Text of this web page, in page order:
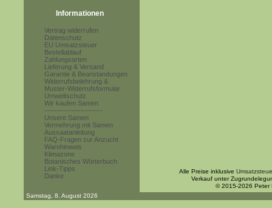
Informationen
Vertrag widerrufen
Datenschutz
EU Umsatzsteuer
Bestellablauf
Zahlungsarten
Lieferung & Versand
Garantie & Beanstandungen
Widerrufsbelehrung &
Muster-Widerrufsformular
Umweltschutz
Wir kaufen Samen
------------------------
Unsere Samen
Vermehrung mit Samen
Aussaatanleitung
FAQ-Fragen zur Anzucht
Warnhinweis
Klimazone
Botanisches Wörterbuch
Link-Tipps
Danke
Alle Preise inklusive
Verkauf unter
© 2015-2026 Peter
Samstag, 8. August 2026